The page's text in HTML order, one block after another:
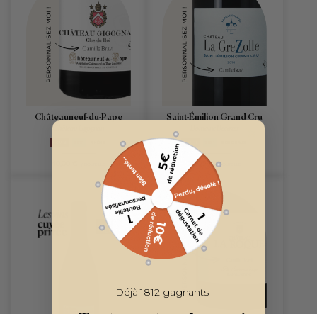
Châteauneuf-du-Pape
40,00 €
Saint-Émilion Grand Cru
ROUGE
29,00 € / BOUTEILLE
PERSONNALISABLE
Déjà 1812 gagnants